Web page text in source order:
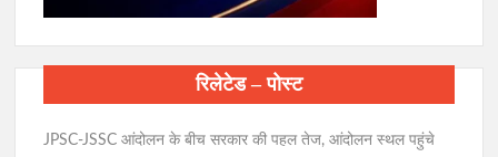
रिलेटेड – पोस्ट
JPSC-JSSC आंदोलन के बीच सरकार की पहल तेज, आंदोलन स्थल पहुंचे